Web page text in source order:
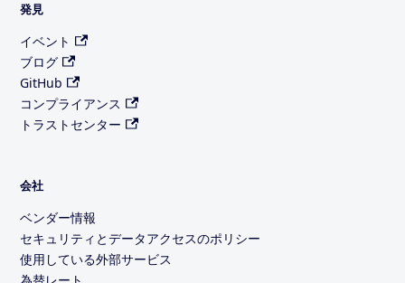
発見
イベント
ブログ
GitHub
コンプライアンス
トラストセンター
会社
ベンダー情報
セキュリティとデータアクセスのポリシー
使用している外部サービス